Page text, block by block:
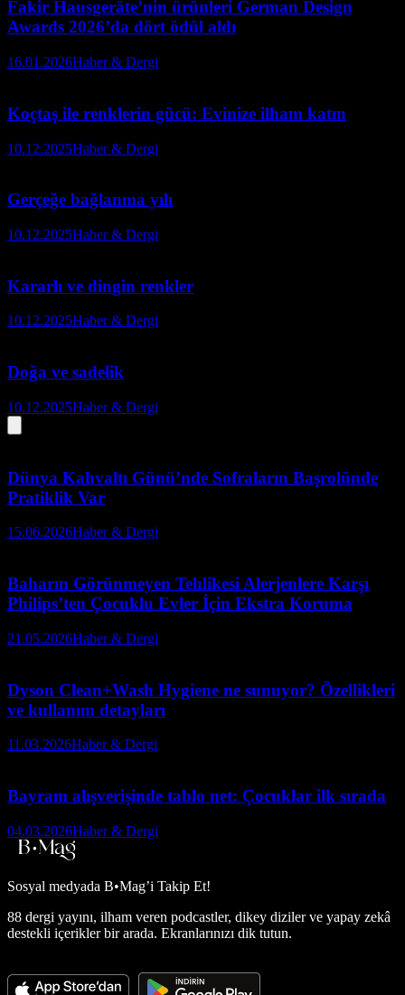
Fakir Hausgeräte’nin ürünleri German Design
Awards 2026’da dört ödül aldı
16.01.2026Haber & Dergi
Koçtaş ile renklerin gücü: Evinize ilham katın
10.12.2025Haber & Dergi
Gerçeğe bağlanma yılı
10.12.2025Haber & Dergi
Kararlı ve dingin renkler
10.12.2025Haber & Dergi
Doğa ve sadelik
10.12.2025Haber & Dergi
Dünya Kahvaltı Günü’nde Sofraların Başrolünde
Pratiklik Var
15.06.2026Haber & Dergi
Baharın Görünmeyen Tehlikesi Alerjenlere Karşı
Philips’ten Çocuklu Evler İçin Ekstra Koruma
21.05.2026Haber & Dergi
Dyson Clean+Wash Hygiene ne sunuyor? Özellikleri
ve kullanım detayları
11.03.2026Haber & Dergi
Bayram alışverişinde tablo net: Çocuklar ilk sırada
04.03.2026Haber & Dergi
Sosyal medyada B•Mag’i Takip Et!
88 dergi yayını, ilham veren podcastler, dikey diziler ve yapay zekâ
destekli içerikler bir arada. Ekranlarınızı dik tutun.